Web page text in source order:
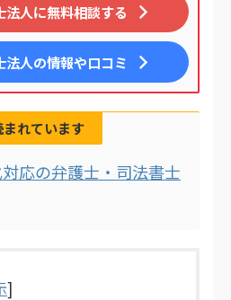
法人に無料相談する
法人の情報や口コミ
れています
応の弁護士・司法書士
]